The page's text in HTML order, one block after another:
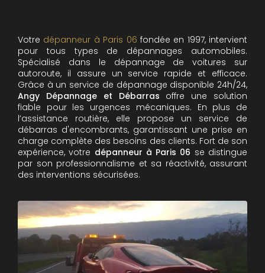
Votre dépanneur à Paris 06 fondée en 1997, intervient
pour tous types de dépannages automobiles.
Spécialisé dans le dépannage de voitures sur
autoroute, il assure un service rapide et efficace.
Grâce à un service de dépannage disponible 24h/24,
Angy Dépannage et Débarras offre une solution
fiable pour les urgences mécaniques. En plus de
l’assistance routière, elle propose un service de
débarras d'encombrants, garantissant une prise en
charge complète des besoins des clients. Fort de son
expérience, votre dépanneur à Paris 06 se distingue
par son professionnalisme et sa réactivité, assurant
des interventions sécurisées.